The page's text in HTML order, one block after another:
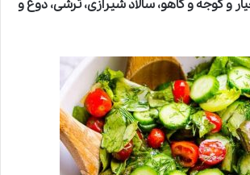
و گوجه و کاهو، سالاد شیرازی، ترشی، دوغ و